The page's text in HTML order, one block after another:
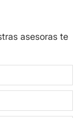
asesoras te